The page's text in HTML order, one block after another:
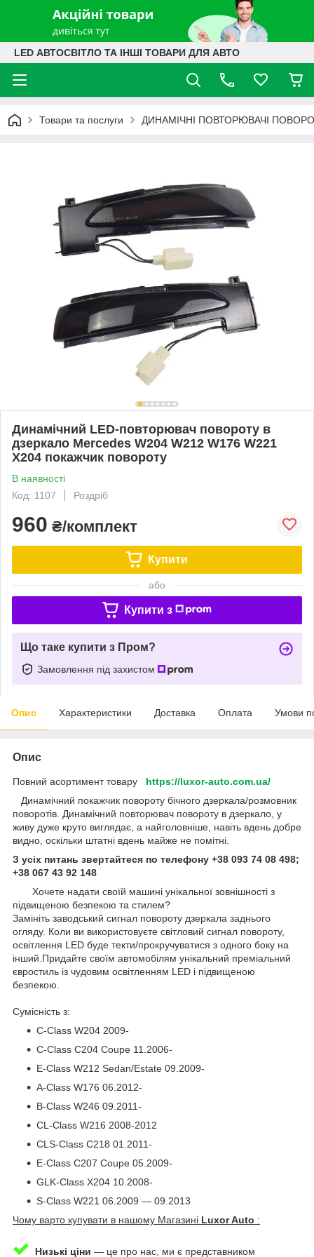
LED АВТОСВІТЛО ТА ІНШІ ТОВАРИ ДЛЯ АВТО
Товари та послуги ДИНАМІЧНІ ПОВТОРЮВАЧІ
Динамічний LED-повторювач повороту в
дзеркало Mercedes W204 W212 W176 W221
X204 покажчик повороту
В наявності
Код: 1107
Роздріб
960 ₴/комплект
Купити
або
Купити з
Що таке купити з Пром?
Замовлення під захистом
Опис Характеристики Доставка Оплата Умови
Опис
Повний асортимент товару https://luxor-auto.com.ua/
Динамічний покажчик повороту бічного дзеркала/розмовник
поворотів. Динамічний повторювач повороту в дзеркало, у
живу дуже круто виглядає, а найголовніше, навіть вдень добре
видно, оскільки штатні вдень майже не помітні.
З усіх питань звертайтеся по телефону +38 093 74 08 498;
+38 067 43 92 148
Хочете надати своїй машині унікальної зовнішності з
підвищеною безпекою та стилем?
Замініть заводський сигнал повороту дзеркала заднього
огляду. Коли ви використовуєте світловий сигнал повороту,
освітлення LED буде текти/прокручуватися з одного боку на
інший.Придайте своїм автомобілям унікальний преміальний
євростиль із чудовим освітленням LED і підвищеною
безпекою.
Сумісність з:
C-Class W204 2009-
C-Class C204 Coupe 11.2006-
E-Class W212 Sedan/Estate 09.2009-
A-Class W176 06.2012-
B-Class W246 09.2011-
CL-Class W216 2008-2012
CLS-Class C218 01.2011-
E-Class C207 Coupe 05.2009-
GLK-Class X204 10.2008-
S-Class W221 06.2009 — 09.2013
Чому варто купувати в нашому Магазині Luxor Auto :
Низькі ціни — це про нас, ми є представником